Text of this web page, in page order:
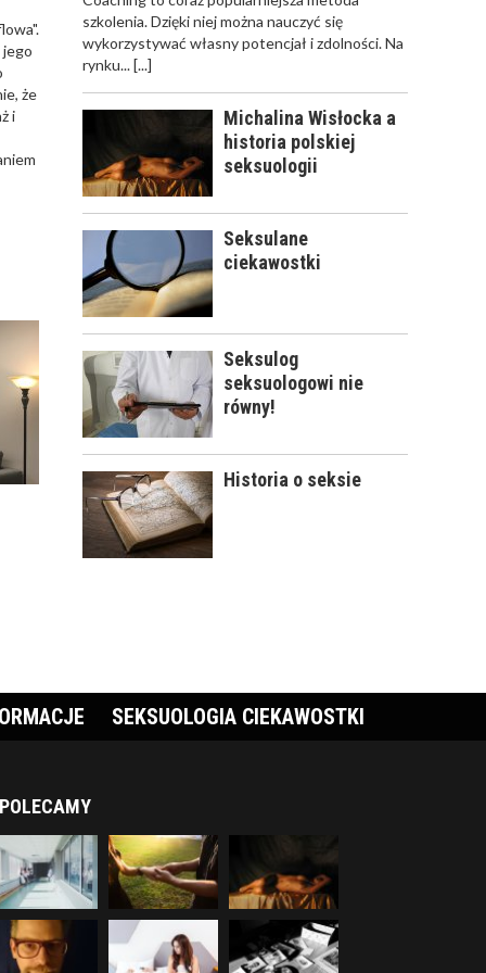
jego
że
i
CZYM ZAJMUJE SIĘ
SPECJALISTA Z
DZIEDZINY
SEKSUOLOG -
TERAPEUTA CZY
LEKARZ?
SEKSUOLOG OSÓB Z
NIEPEŁNOSPRAWNOŚCIĄ
INTELEKTUALNĄ
szkolenia. Dzięki niej można nauczyć się
wykorzystywać własny potencjał i zdolności. Na
rynku...[...]
Michalina Wisłocka a
historia polskiej
seksuologii
Seksulane
ciekawostki
Seksulog
seksuologowi nie
równy!
Historia o seksie
SEKSUOLOGIA CIEKAWOSTKI
POLECAMY